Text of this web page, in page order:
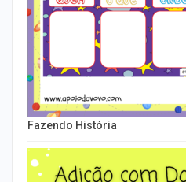
Fazendo História